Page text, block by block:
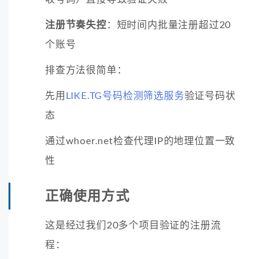
注册节奏失控 ：短时间内批量注册超过20
个账号
排查方法很简单：
先用 LIKE.TG号码检测筛选服务验证号码状
态
通过whoer.net检查代理IP的地理位置一致
性
正确使用方式
这是经过我们20多个项目验证的注册流
程：